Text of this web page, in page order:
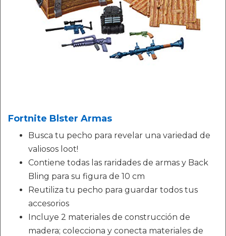
Fortnite Blster Armas
Busca tu pecho para revelar una variedad de
valiosos loot!
Contiene todas las raridades de armas y Back
Bling para su figura de 10 cm
Reutiliza tu pecho para guardar todos tus
accesorios
Incluye 2 materiales de construcción de
madera; colecciona y conecta materiales de